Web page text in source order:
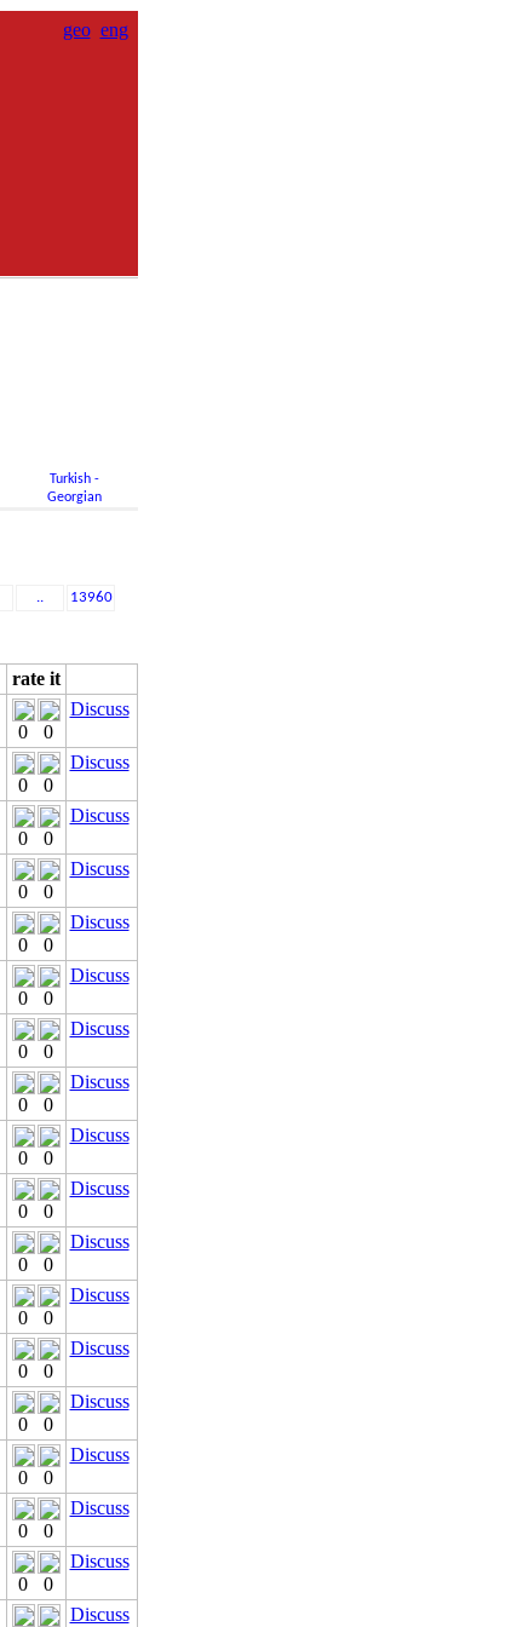
geo eng
Turkish -
Georgian
.. 13960
rate it
0
0
Discuss
0
0
Discuss
0
0
Discuss
0
0
Discuss
0
0
Discuss
0
0
Discuss
0
0
Discuss
0
0
Discuss
0
0
Discuss
0
0
Discuss
0
0
Discuss
0
0
Discuss
0
0
Discuss
0
0
Discuss
0
0
Discuss
0
0
Discuss
0
0
Discuss
Discuss